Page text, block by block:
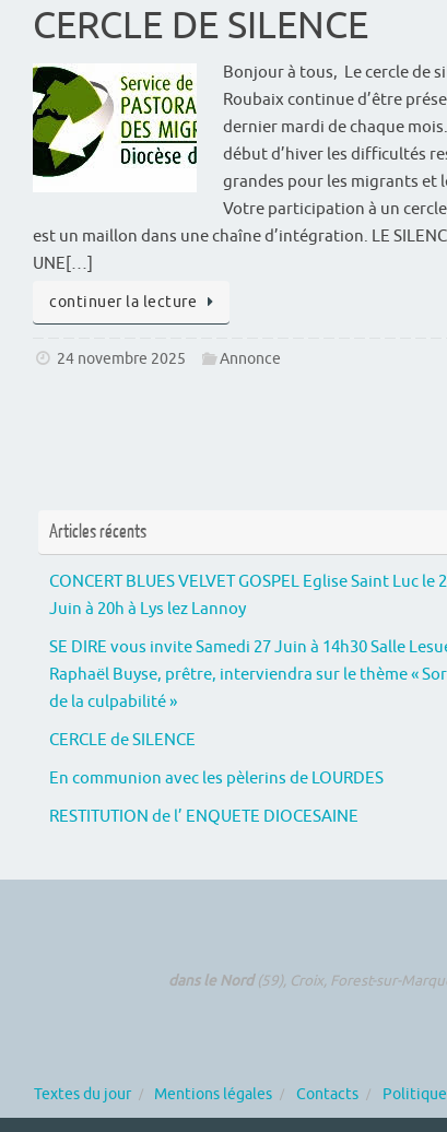
CERCLE DE SILENCE
Bonjour à tous, Le cercle de
Roubaix continue d’être
dernier mardi de chaque
début d’hiver les difficultés
grandes pour les migrants et
Votre participation à un
est un maillon dans une chaîne d’intégration. LE
UNE[…]
continuer la lecture
24 novembre 2025 Annonce
Articles récents
CONCERT BLUES VELVET GOSPEL Eglise Saint Luc le
Juin à 20h à Lys lez Lannoy
SE DIRE vous invite Samedi 27 Juin à 14h30 Salle
Raphaël Buyse, prêtre, interviendra sur le thème «
de la culpabilité »
CERCLE de SILENCE
En communion avec les pèlerins de LOURDES
RESTITUTION de l’ ENQUETE DIOCESAINE
dans le Nord(59), Croix, Forest-sur-
Textes du jour Mentions légales Contacts